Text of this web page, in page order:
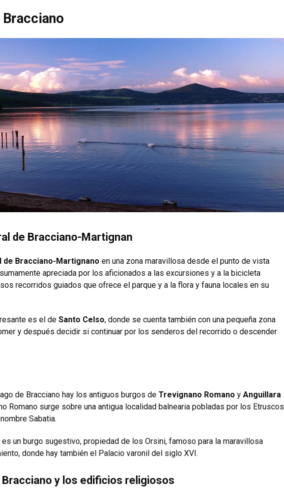
Bracciano
de Bracciano-Martignan
de Bracciano-Martignano en una zona maravillosa desde el punto de vista
apreciada por los aficionados a las excursiones y a la bicicleta
recorridos guiados que ofrece el parque y a la flora y fauna locales en su
es el de Santo Celso, donde se cuenta también con una pequeña zona
y después decidir si continuar por los senderos del recorrido o descender
de Bracciano hay los antiguos burgos de Trevignano Romano y Anguillara
Romano surge sobre una antigua localidad balnearia pobladas por los Etruscos
Sabatia.
es un burgo sugestivo, propiedad de los Orsini, famoso para la maravillosa
donde hay también el Palacio varonil del siglo XVI.
Bracciano y los edificios religiosos